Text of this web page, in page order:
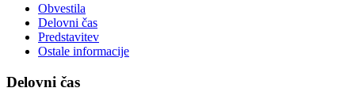
Obvestila
Delovni čas
Predstavitev
Ostale informacije
Delovni čas